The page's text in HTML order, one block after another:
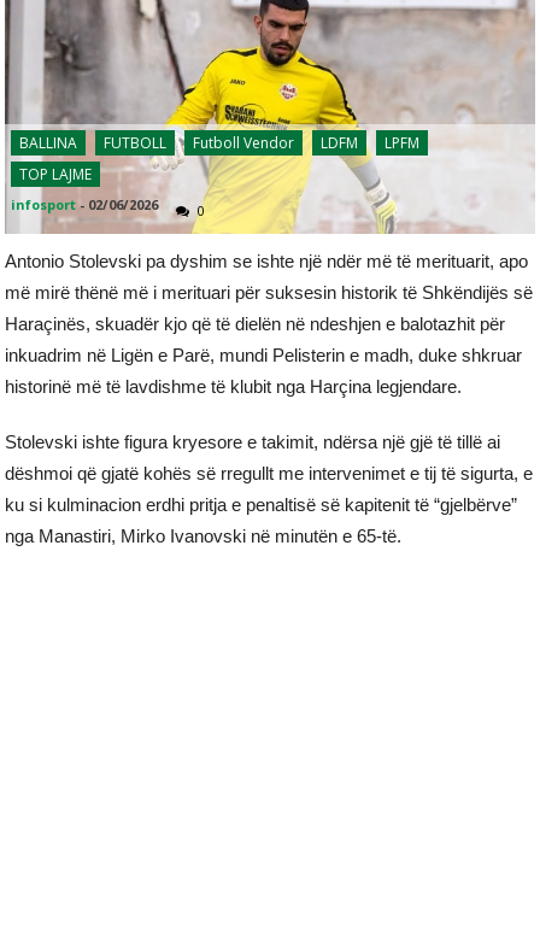
BALLINA FUTBOLL Futboll Vendor LDFM
LPFM
TOP LAJME
infosport - 02/06/2026 0
Antonio Stolevski pa dyshim se ishte një ndër më të merituarit, apo
më mirë thënë më i merituari për suksesin historik të Shkëndijës së
Haraçinës, skuadër kjo që të dielën në ndeshjen e balotazhit për
inkuadrim në Ligën e Parë, mundi Pelisterin e madh, duke shkruar
historinë më të lavdishme të klubit nga Harçina legjendare.
Stolevski ishte figura kryesore e takimit, ndërsa një gjë të tillë ai
dëshmoi që gjatë kohës së rregullt me intervenimet e tij të sigurta, e
ku si kulminacion erdhi pritja e penaltisë së kapitenit të “gjelbërve”
nga Manastiri, Mirko Ivanovski në minutën e 65-të.